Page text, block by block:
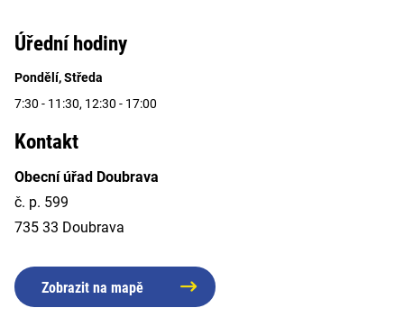
Úřední hodiny
Pondělí, Středa
7:30 - 11:30, 12:30 - 17:00
Kontakt
Obecní úřad Doubrava
č. p. 599
735 33 Doubrava
Zobrazit na mapě